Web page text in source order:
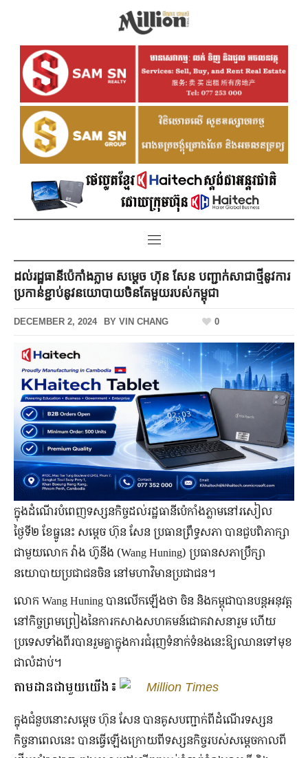
ដល់រដ្ឋធានីប៉េកាំងភ្លាម សម្ដេច ហ៊ុន សែន បញ្ជាក់សាជាថ្មីនូវការ
ប្រកាន់ខ្ជាប់នូវនយោបាយចិនតែមួយរបស់កម្ពុជា
DECEMBER 2, 2024 BY VIN CHANG 0
ក្នុងដំណើរបំពេញទស្សនកិច្ចដល់រដ្ឋធានីប៉េកាំងភ្លាមនៅរសៀល
ថ្ងៃទី២ ខែធ្នូនេះ សម្តេច ហ៊ុន សែន ប្រធានព្រឹទ្ធសភា បានជួបពិភាក្សា
ជាមួយលោក វ៉ាង ហ៊ូនីង (Wang Huning) ប្រធានសភាប្រឹក្សា
នយោបាយប្រជាជនចិន ​នៅមហាវិមានប្រជាជន។
លោក Wang Huning បានលើកឡើងថា ចិន និងកម្ពុជាបានបន្តអនុវត្ត
នៅកិច្ចព្រមព្រៀងនៃការកសាងសហគមន៍ជោគវាសនារួម ហើយ
ប្រទេសទាំងពីរបានរួមគ្នាក្នុងការជំរុញទំនាក់ទំនងនេះឱ្យឈានទៅមុខ
ជាលំដាប់។
តាមដានជាមួយយើង៖ Million Times
ក្នុងជំនួបនោះសម្តេច ហ៊ុន សែន បានគូសបញ្ជាក់ពីដំណើរទស្សន
កិច្ចនាពេលនេះ បានធ្វើឡើងក្រោយពីទស្សនកិច្ចរបស់សម្ដេចកាលពី